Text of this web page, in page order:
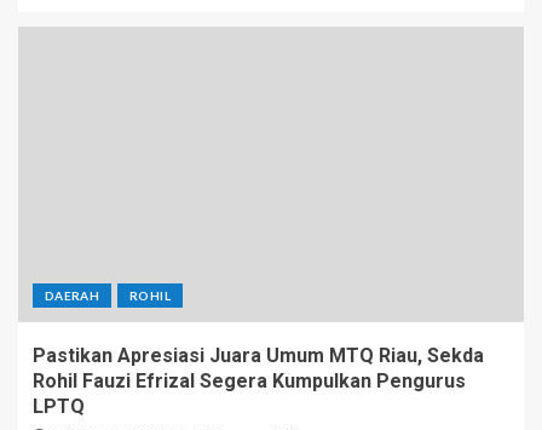
DAERAH ROHIL
Pastikan Apresiasi Juara Umum MTQ Riau, Sekda
Rohil Fauzi Efrizal Segera Kumpulkan Pengurus
LPTQ